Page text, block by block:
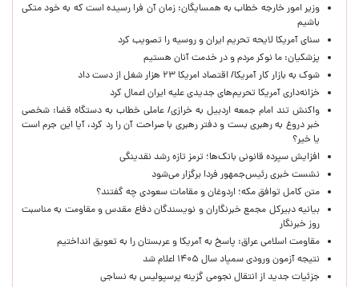
وزیر امور خارجه خطاب به همسایگان: زمان آن فرا رسیده است که به خود متکی
باشیم
سنای آمریکا لایحه تحریم ایران و روسیه را تصویب کرد
پزشکیان: ما نوکر مردم و در خدمت آنان هستیم
شوک به بازار کار آمریکا/ اقتصاد امریکا ۲۳ هزار شغل از دست داد
خزانه‌داری آمریکا تحریم‌های جدیدی علیه ایران اعمال کرد
واکنش تند امام جمعه اردبیل به خرازی/ عاملی خطاب به دستگاه قضا: شخصی
خبر دروغ به رهبری بست و دفتر رهبری با صراحت آن را رد کرد، آیا این جرم است
یا خیر؟
افزایش سپرده قانونی بانک‌ها؛ ترمز تازه رشد نقدینگی
نشست خبری رئیس‌جمهور فردا برگزار می‌شود
متن کامل توافق مکه؛ اردوغان و مقامات سعودی چه گفتند؟
بیانیه دبیرکل مجمع خبرنگاران و نویسندگان دفاع مقدس و مقاومت به مناسبت
روز خبرنگار
مقاومت اسلامی عراق: پاسخ به آمریکا و عربستان را به تعویق انداختیم
نتیجه آزمون ورودی سمپاد سال ۱۴۰۵ اعلام شد
جزئیات جدید از انتقال نجومی گزینه پرسپولیس به نساجی